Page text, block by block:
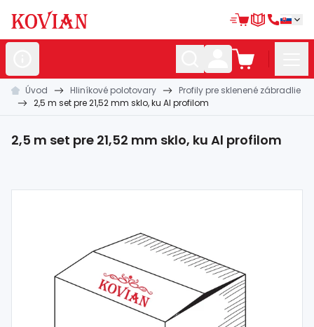
Nerezovépolotovary
Kované polotovary
Dom, dielňa,záhrada
materiál
Úvod Hliníkové polotovary
Profily pre sklenené zábradlie
2,5 m set pre 21,52 mm sklo, ku Al profilom
2,5 m set pre 21,52 mm sklo, ku Al profilom